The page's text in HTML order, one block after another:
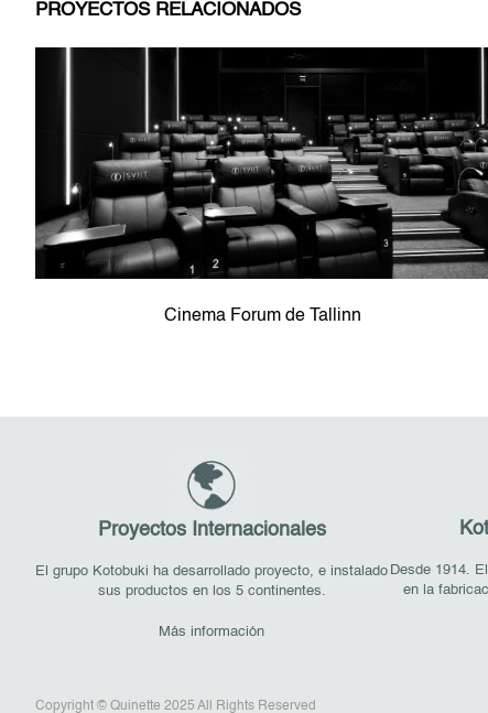
PROYECTOS RELACIONADOS
Cinema Forum de Tallinn
Proyectos Internacionales
El grupo Kotobuki ha desarrollado proyecto, e instalado
sus productos en los 5 continentes.
Más información
Desde 1914.
en la
Copyright © Quinette 2025 All Rights Reserved